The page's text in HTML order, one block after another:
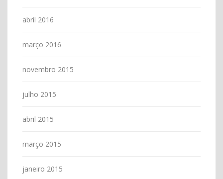
abril 2016
março 2016
novembro 2015
julho 2015
abril 2015
março 2015
janeiro 2015